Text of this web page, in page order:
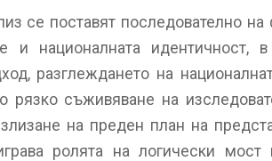
се поставят последователно
и националната идентичност,
разглеждането на
рязко съживяване на
на преден план на
ролята на логически мост